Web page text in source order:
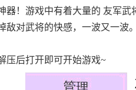
器！游戏中有着大量的 友军
对武将的快感，一波又一波。
压后打开即可开始游戏~